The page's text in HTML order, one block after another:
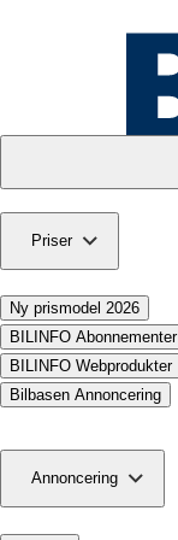
Priser
Ny prismodel 2026
BILINFO Abonnementer
BILINFO Webprodukter
Bilbasen Annoncering
Annoncering